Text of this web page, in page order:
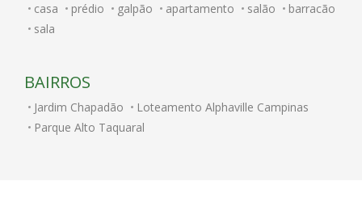
casa prédio galpão apartamento salão
barracão
sala
BAIRROS
Jardim Chapadão
Loteamento Alphaville Campinas
Parque Alto Taquaral